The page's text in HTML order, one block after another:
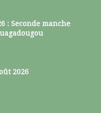
: Seconde manche
2026